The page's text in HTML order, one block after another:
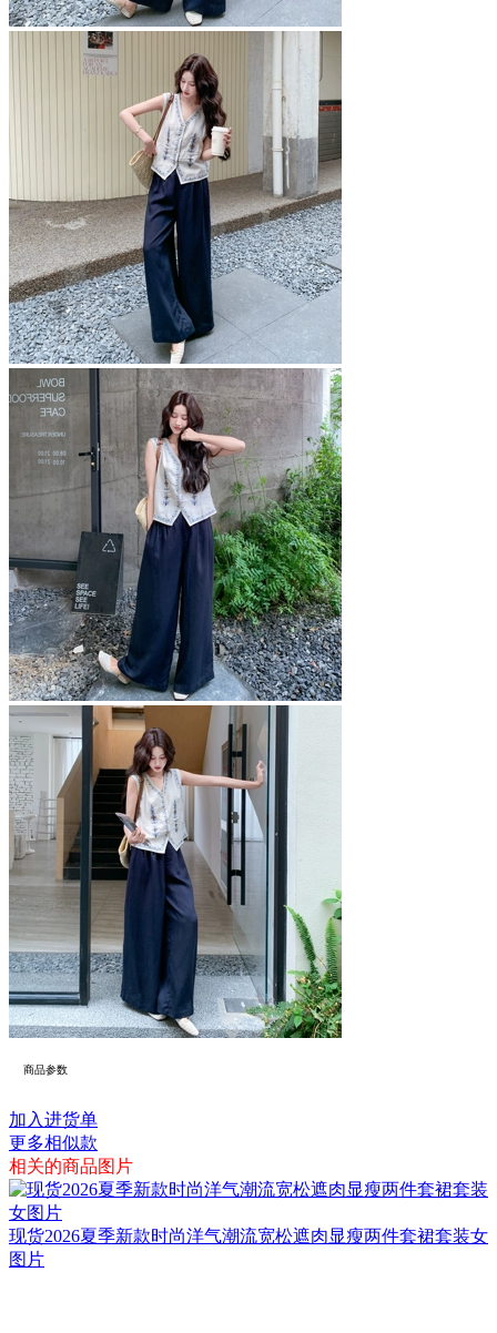
商品参数
加入进货单
更多相似款
相关的商品图片
现货2026夏季新款时尚洋气潮流宽松遮肉显瘦两件套裙套装女
图片